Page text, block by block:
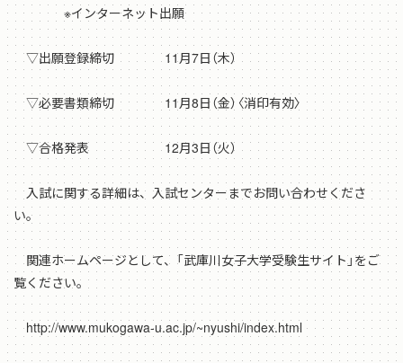
※インターネット出願
▽出願登録締切 11月7日（木）
▽必要書類締切 11月8日（金）〈消印有効〉
▽合格発表 12月3日（火）
入試に関する詳細は、入試センターまでお問い合わせくださ
い。
関連ホームページとして、「武庫川女子大学受験生サイト」をご
覧ください。
http://www.mukogawa-u.ac.jp/~nyushi/index.html